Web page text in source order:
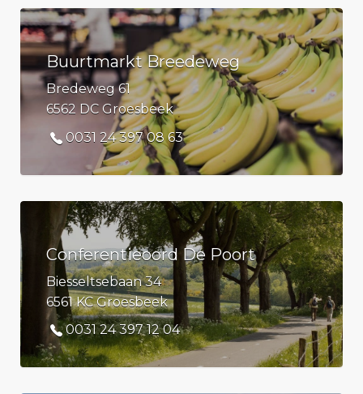
Buurtmarkt Breedeweg
Bredeweg 61
6562 DC Groesbeek
0031 24 397 08 63
Conferentieoord De Poort
Biesseltsebaan 34
6561 KC Groesbeek
0031 24 397 12 04